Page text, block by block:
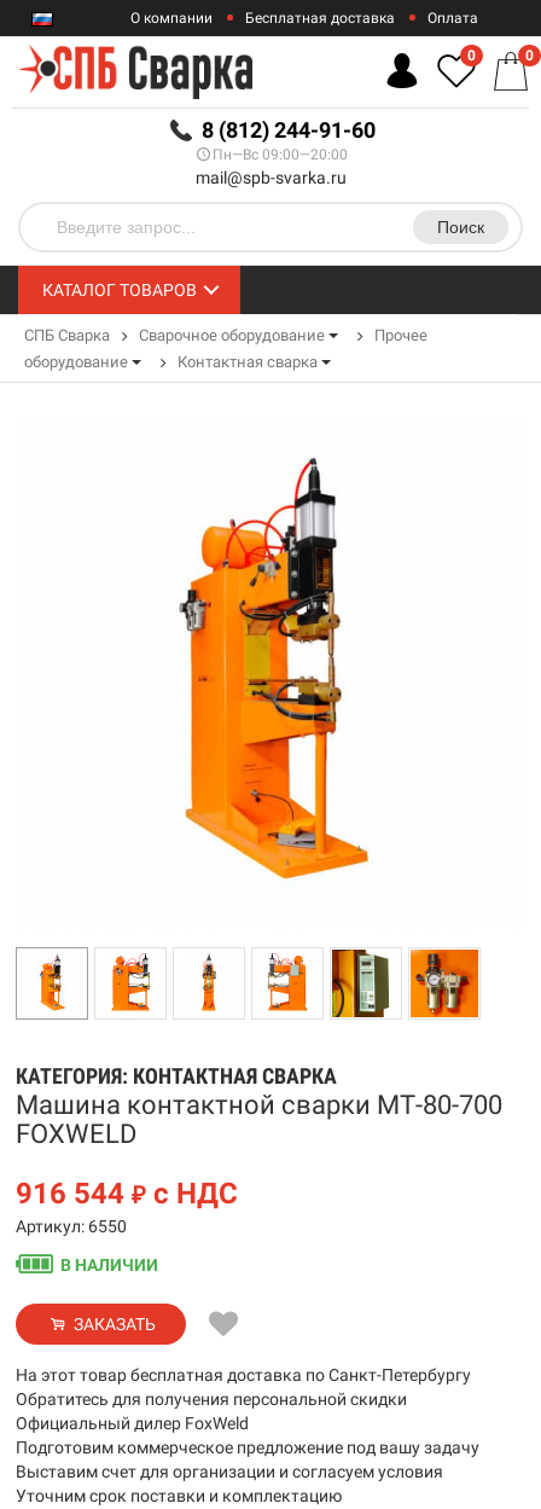
RUB
О компании Бесплатная доставка Оплата
Гарантии
8 (812) 244-91-60
Пн—Вс 09:00—20:00
mail@spb-svarka.ru
Поиск
0 0
КАТАЛОГ ТОВАРОВ
СПБ Сварка Сварочное оборудование
Прочее
оборудование
Контактная сварка
КАТЕГОРИЯ: КОНТАКТНАЯ СВАРКА
Машина контактной сварки МТ-80-700
FOXWELD
916 544 ₽ с НДС
Артикул: 6550
В НАЛИЧИИ
ЗАКАЗАТЬ
На этот товар бесплатная доставка по Санкт-Петербургу
Обратитесь для получения персональной скидки
Официальный дилер FoxWeld
Подготовим коммерческое предложение под вашу задачу
Выставим счет для организации и согласуем условия
Уточним срок поставки и комплектацию